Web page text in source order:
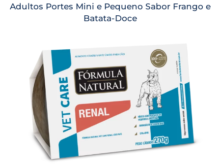
Adultos Portes Mini e Pequeno Sabor Frango e
Batata-Doce